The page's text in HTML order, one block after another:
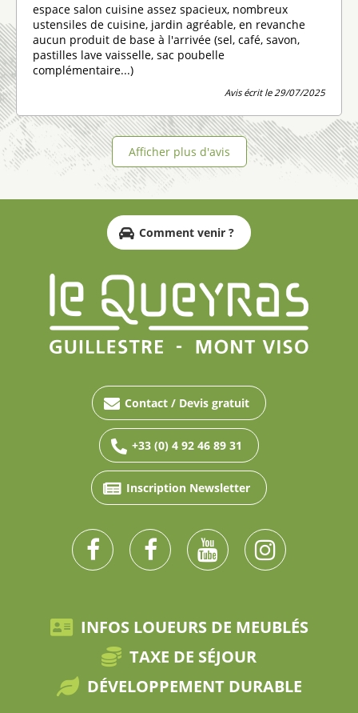
espace salon cuisine assez spacieux, nombreux
ustensiles de cuisine, jardin agréable, en revanche
aucun produit de base à l'arrivée (sel, café, savon,
pastilles lave vaisselle, sac poubelle
complémentaire...)
Avis écrit le 29/07/2025
Afficher plus d'avis
Comment venir ?
Contact / Devis gratuit
+33 (0) 4 92 46 89 31
Inscription Newsletter
INFOS LOUEURS DE MEUBLÉS
TAXE DE SÉJOUR
DÉVELOPPEMENT DURABLE